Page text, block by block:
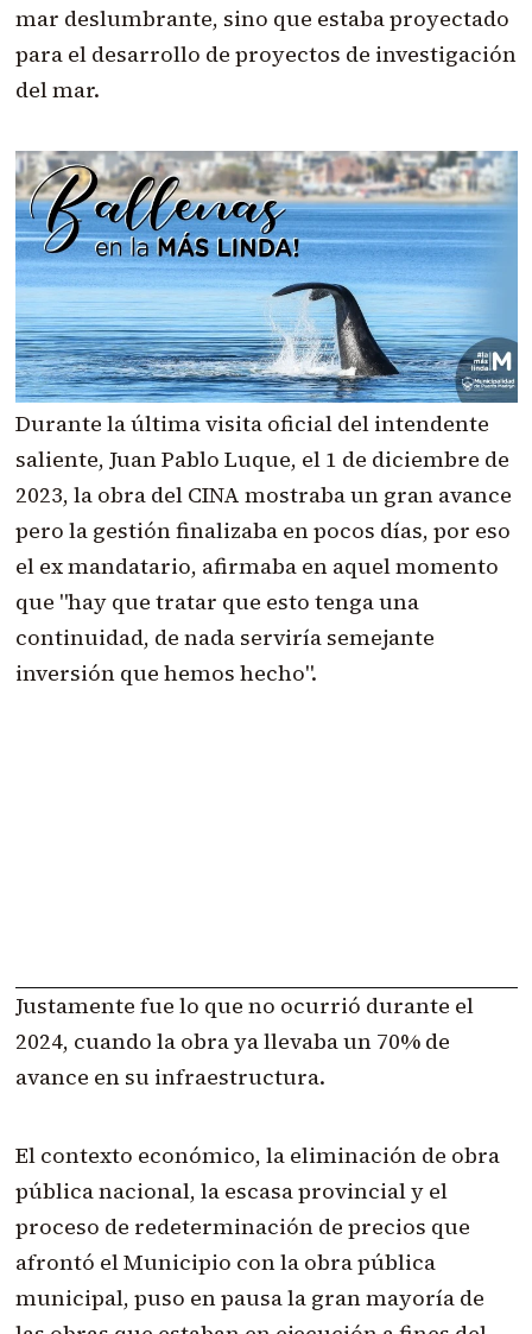
mar deslumbrante, sino que estaba proyectado
para el desarrollo de proyectos de investigación
del mar.
Durante la última visita oficial del intendente
saliente, Juan Pablo Luque, el 1 de diciembre de
2023, la obra del CINA mostraba un gran avance
pero la gestión finalizaba en pocos días, por eso
el ex mandatario, afirmaba en aquel momento
que "hay que tratar que esto tenga una
continuidad, de nada serviría semejante
inversión que hemos hecho".
Justamente fue lo que no ocurrió durante el
2024, cuando la obra ya llevaba un 70% de
avance en su infraestructura.
El contexto económico, la eliminación de obra
pública nacional, la escasa provincial y el
proceso de redeterminación de precios que
afrontó el Municipio con la obra pública
municipal, puso en pausa la gran mayoría de